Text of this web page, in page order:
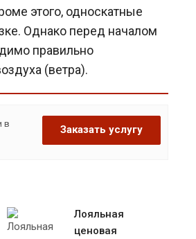
этого, односкатные
Однако перед началом
правильно
(ветра).
в
Заказать услугу
Лояльная
ценовая